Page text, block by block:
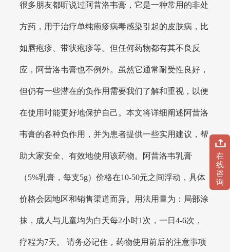
很多朋友都听说过阿昔洛韦膏，它是一种常用的非处
方药，用于治疗单纯疱疹病毒感染引起的皮肤病，比
如唇疱疹、带状疱疹等。但任何药物都有其不良反
应，阿昔洛韦膏也不例外。虽然它通常耐受性良好，
但仍有一些潜在的负作用需要我们了解和重视，以便
在使用时能更好地保护自己。本文将详细阐述阿昔洛
韦膏的各种负作用，并为患者提供一些实用建议，帮
助大家安全、有效地使用该药物。阿昔洛韦乳膏
（5%乳膏，每支5g）价格在10-50元之间浮动，具体
价格会因地区和销售渠道而异。用法用量为：局部涂
抹，成人与儿童均为白天每2小时1次，一日4-6次，
疗程为7天。 请务必记住，药物使用前后的注意事项
在
线
咨
询